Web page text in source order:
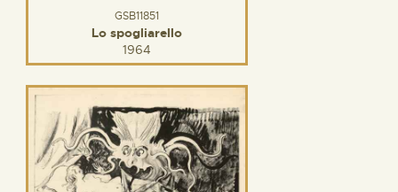
GSB11851
Lo spogliarello
1964